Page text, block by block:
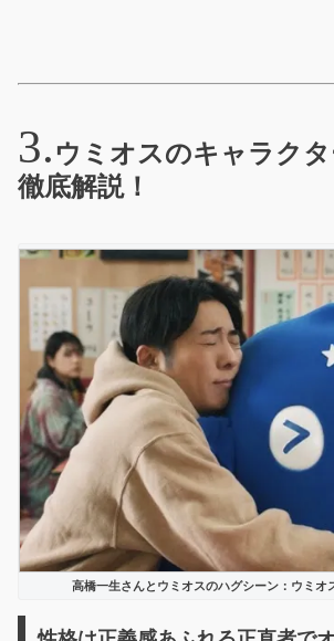
ウミオスのキャラク
徹底解説！
高橋一生さんとウミオスのハグシーン：ウミオ